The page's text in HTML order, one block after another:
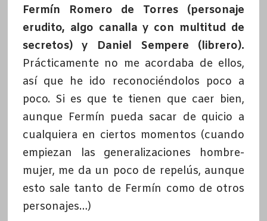
Fermín Romero de Torres (personaje
erudito, algo canalla y con multitud de
secretos) y Daniel Sempere
(librero).
Prácticamente no me acordaba de ellos,
así que he ido reconociéndolos poco a
poco. Si es que te tienen que caer bien,
aunque Fermín pueda sacar de quicio a
cualquiera en ciertos momentos (cuando
empiezan las generalizaciones hombre-
mujer, me da un poco de repelús, aunque
esto sale tanto de Fermín como de otros
personajes…)